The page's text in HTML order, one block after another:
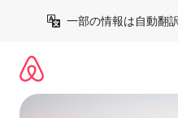
一部の情報は自動翻